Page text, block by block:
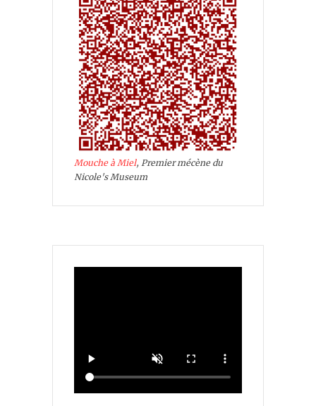
Mouche à Miel, Premier mécène du
Nicole's Museum